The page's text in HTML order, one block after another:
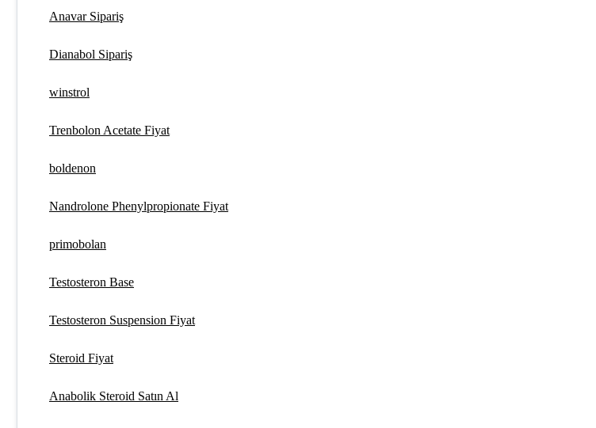
Anavar Sipariş
Dianabol Sipariş
winstrol
Trenbolon Acetate Fiyat
boldenon
Nandrolone Phenylpropionate Fiyat
primobolan
Testosteron Base
Testosteron Suspension Fiyat
Steroid Fiyat
Anabolik Steroid Satın Al